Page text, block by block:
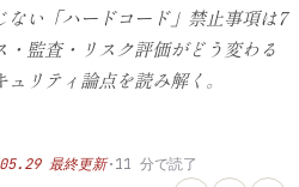
い「ハードコード」禁止事項は7
監査・リスク評価がどう変わる
リティ論点を読み解く。
最終更新·11 分で読了